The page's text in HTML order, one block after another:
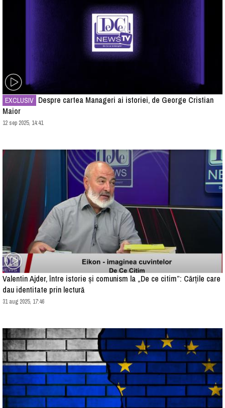
EXCLUSIV
Maior
12 sep 2025, 14:41
Valentin Ajder, între istorie și comunism la „De ce citim”: Cărțile care
dau identitate prin lectură
31 aug 2025, 17:46